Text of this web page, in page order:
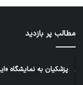
مطالب پر بازدید
پزشکیان به نمایشگاه